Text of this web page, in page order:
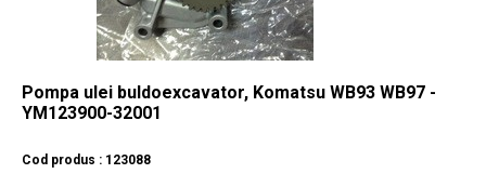
Pompa ulei buldoexcavator, Komatsu WB93 WB97 -
YM123900-32001
Cod produs : 123088